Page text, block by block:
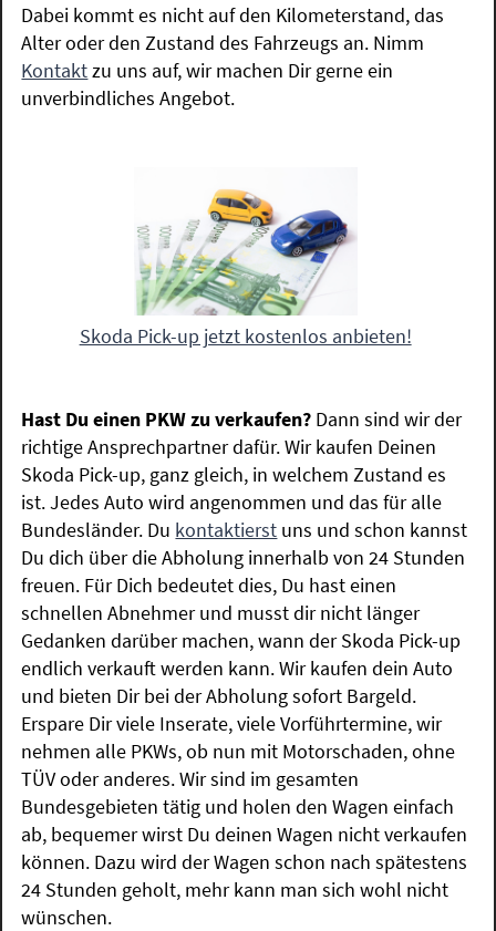
Dabei kommt es nicht auf den Kilometerstand, das
Alter oder den Zustand des Fahrzeugs an. Nimm
Kontaktzu uns auf, wir machen Dir gerne ein
unverbindliches Angebot.
Skoda Pick-up jetzt kostenlos anbieten!
Hast Du einen PKW zu verkaufen? Dann sind wir der
richtige Ansprechpartner dafür. Wir kaufen Deinen
Skoda Pick-up, ganz gleich, in welchem Zustand es
ist. Jedes Auto wird angenommen und das für alle
Bundesländer. Du kontaktierst uns und schon kannst
Du dich über die Abholung innerhalb von 24 Stunden
freuen. Für Dich bedeutet dies, Du hast einen
schnellen Abnehmer und musst dir nicht länger
Gedanken darüber machen, wann der Skoda Pick-up
endlich verkauft werden kann. Wir kaufen dein Auto
und bieten Dir bei der Abholung sofort Bargeld.
Erspare Dir viele Inserate, viele Vorführtermine, wir
nehmen alle PKWs, ob nun mit Motorschaden, ohne
TÜV oder anderes. Wir sind im gesamten
Bundesgebieten tätig und holen den Wagen einfach
ab, bequemer wirst Du deinen Wagen nicht verkaufen
können. Dazu wird der Wagen schon nach spätestens
24 Stunden geholt, mehr kann man sich wohl nicht
wünschen.